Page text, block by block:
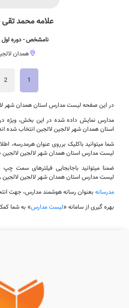
علامه محمد
نامشخص - دوره
همدان
1
2
در این صفحه لیست مدارس استان همدان شهر
مدارس نمایش داده شده در این بخش، ویژه
استان همدان شهر لالجین لالجین انتخاب شده
شما میتوانید باکلیک برروی عنوان هرمدرسه،
لیست مدارس استان همدان شهر لالجین لالجین
ضمنا میتوانید باجابجایی فیلترهای سمت
لیست مدارس استان همدان شهر لالجین لالجین
مدرسانه بعنوان رسانه هوشمند مدارس، جهت
بهره گیری از سامانه «لیست مدارس» به شما